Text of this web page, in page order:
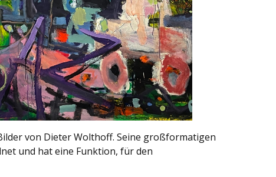
von Dieter Wolthoff. Seine großformatigen
und hat eine Funktion, für den